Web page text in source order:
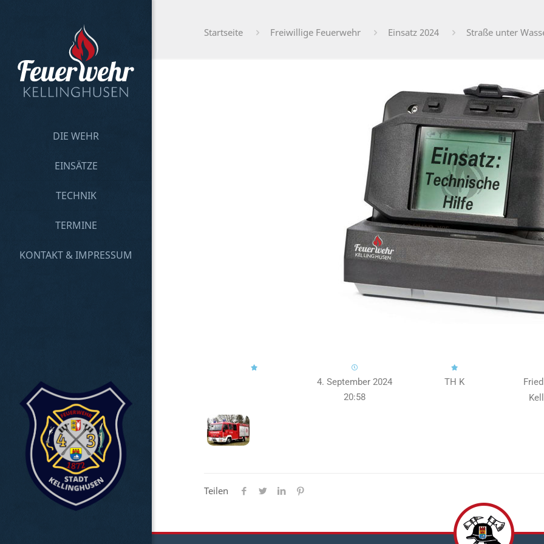
DIE WEHR
EINSÄTZE
TECHNIK
TERMINE
KONTAKT & IMPRESSUM
Startseite Freiwillige Feuerwehr Einsatz 2024 Straße unter
4. September 2024
20:58
TH K
Teilen